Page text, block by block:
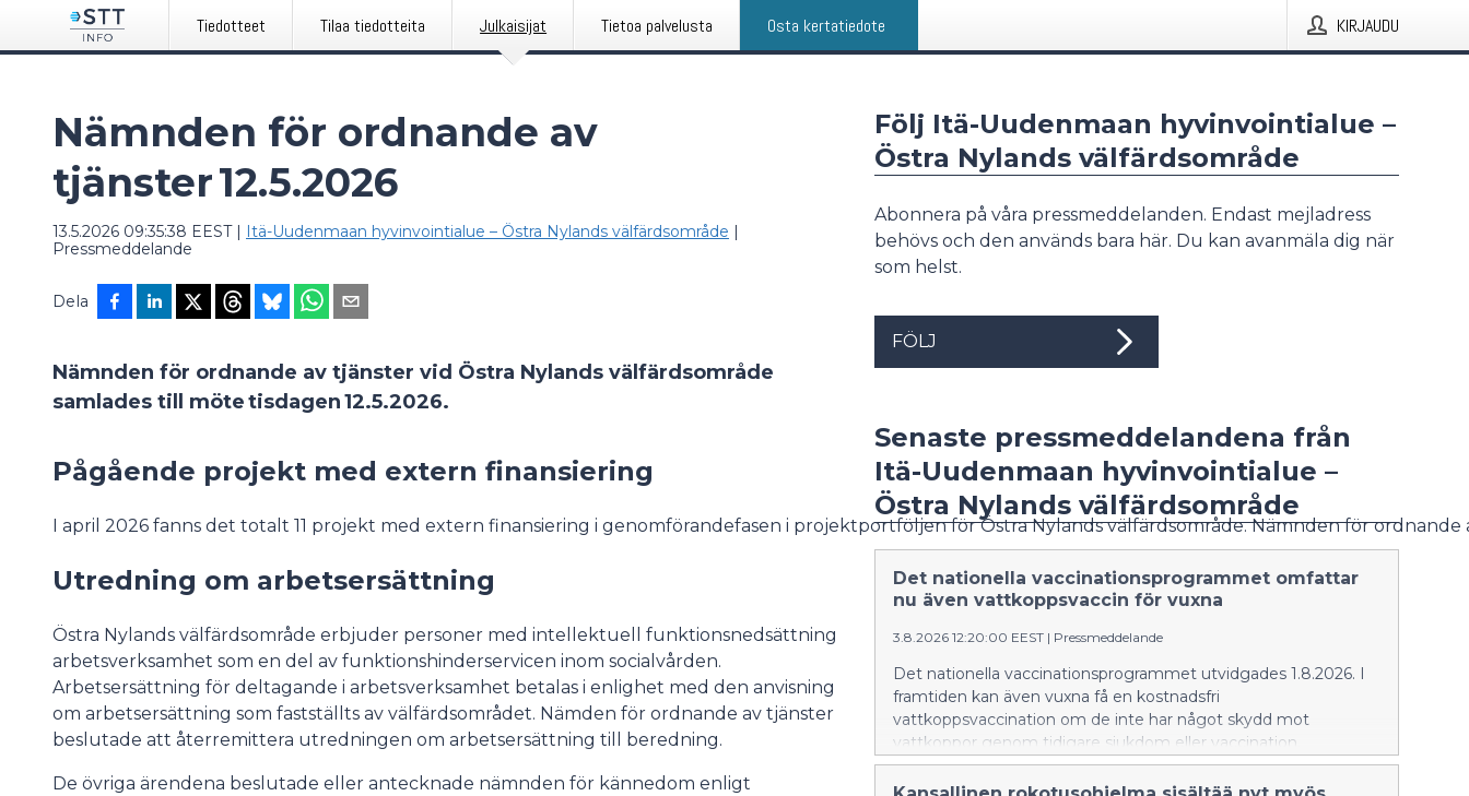
Tiedotteet Tilaa tiedotteita Julkaisijat Tietoa palvelusta Osta kertatiedote KIRJAUDU
Nämnden för ordnande av
tjänster 12.5.2026
13.5.2026 09:35:38 EEST| Itä-Uudenmaan hyvinvointialue – Östra Nylands välfärdsområde |
Pressmeddelande
Dela
Nämnden för ordnande av tjänster vid Östra Nylands välfärdsområde
samlades till möte tisdagen 12.5.2026.
Pågående projekt med extern finansiering
I april 2026 fanns det totalt 11 projekt med extern finansiering i genomförandefasen i projektportföljen för Östra Nylands välfärdsområde. Nämnden för
Utredning om arbetsersättning
Östra Nylands välfärdsområde erbjuder personer med intellektuell funktionsnedsättning
arbetsverksamhet som en del av funktionshinderservicen inom socialvården.
Arbetsersättning för deltagande i arbetsverksamhet betalas i enlighet med den anvisning
om arbetsersättning som fastställts av välfärdsområdet. Nämden för ordnande av tjänster
beslutade att återremittera utredningen om arbetsersättning till beredning.
De övriga ärendena beslutade eller antecknade nämnden för kännedom enligt
Följ Itä-Uudenmaan hyvinvointialue –
Östra Nylands välfärdsområde
Abonnera på våra pressmeddelanden. Endast mejladress
behövs och den används bara här. Du kan avanmäla dig när
som helst.
FÖLJ
Senaste pressmeddelandena från
Itä-Uudenmaan hyvinvointialue –
Östra Nylands välfärdsområde
Det nationella vaccinationsprogrammet omfattar
nu även vattkoppsvaccin för vuxna
3.8.2026 12:20:00 EEST | Pressmeddelande
Det nationella vaccinationsprogrammet utvidgades 1.8.2026. I
framtiden kan även vuxna få en kostnadsfri
vattkoppsvaccination om de inte har något skydd mot
vattkoppor genom tidigare sjukdom eller vaccination.